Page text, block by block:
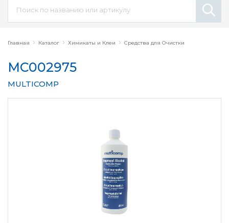
Главная Каталог Химикаты и Клеи Средства для Очистки
MC002975
MULTICOMP
Цепи
Оборудование